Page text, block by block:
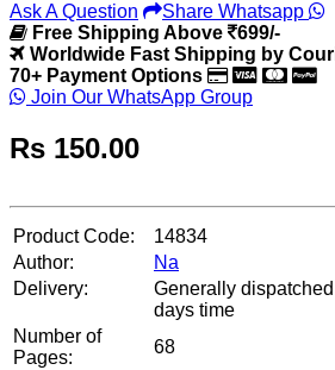
Ask A Question
Share Whatsapp
Free Shipping Above
699/-
Worldwide Fast Shipping by
70+ Payment Options
Join Our WhatsApp Group
Rs 150.00
Product Code:
14834
Author:
Na
Delivery:
Generally
days time
Number of
Pages:
68